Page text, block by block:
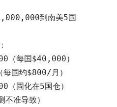
到南美5国
（每国$40,000）
国约$800/月）
固化在5国仓）
准导致）